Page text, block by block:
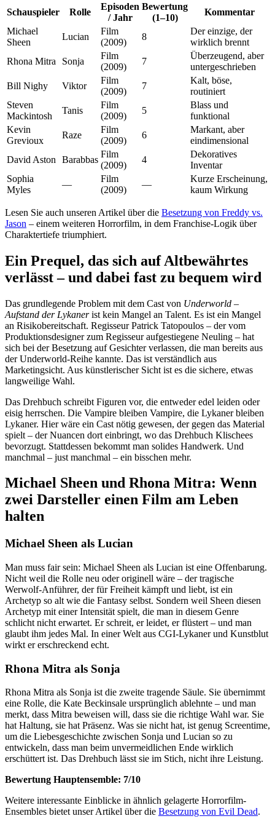
Schauspieler Rolle
Episoden
/ Jahr
Bewertung
(1–10)
Kommentar
Michael
Sheen
Lucian
Film
(2009)
8
Der einzige, der
wirklich brennt
Rhona Mitra
Sonja
Film
(2009)
7
Überzeugend, aber
untergeschrieben
Bill Nighy
Viktor
Film
(2009)
7
Kalt, böse,
routiniert
Steven
Mackintosh
Tanis
Film
(2009)
5
Blass und
funktional
Kevin
Grevioux
Raze
Film
(2009)
6
Markant, aber
eindimensional
David Aston
Barabbas
Film
(2009)
4
Dekoratives
Inventar
Sophia
Myles
—
Film
(2009)
—
Kurze Erscheinung,
kaum Wirkung
Lesen Sie auch unseren Artikel über die Besetzung von Freddy vs.
Jason – einem weiteren Horrorfilm, in dem Franchise-Logik über
Charaktertiefe triumphiert.
Ein Prequel, das sich auf Altbewährtes
verlässt – und dabei fast zu bequem wird
Das grundlegende Problem mit dem Cast von Underworld –
Aufstand der Lykanerist kein Mangel an Talent. Es ist ein Mangel
an Risikobereitschaft. Regisseur Patrick Tatopoulos – der vom
Produktionsdesigner zum Regisseur aufgestiegene Neuling – hat
sich bei der Besetzung auf Gesichter verlassen, die man bereits aus
der Underworld-Reihe kannte. Das ist verständlich aus
Marketingsicht. Aus künstlerischer Sicht ist es die sichere, etwas
langweilige Wahl.
Das Drehbuch schreibt Figuren vor, die entweder edel leiden oder
eisig herrschen. Die Vampire bleiben Vampire, die Lykaner bleiben
Lykaner. Hier wäre ein Cast nötig gewesen, der gegen das Material
spielt – der Nuancen dort einbringt, wo das Drehbuch Klischees
bevorzugt. Stattdessen bekommt man solides Handwerk. Und
manchmal – just manchmal – ein bisschen mehr.
Michael Sheen und Rhona Mitra: Wenn
zwei Darsteller einen Film am Leben
halten
Michael Sheen als Lucian
Man muss fair sein: Michael Sheen als Lucian ist eine Offenbarung.
Nicht weil die Rolle neu oder originell wäre – der tragische
Werwolf-Anführer, der für Freiheit kämpft und liebt, ist ein
Archetyp so alt wie die Fantasy selbst. Sondern weil Sheen diesen
Archetyp mit einer Intensität spielt, die man in diesem Genre
schlicht nicht erwartet. Er schreit, er leidet, er flüstert – und man
glaubt ihm jedes Mal. In einer Welt aus CGI-Lykaner und Kunstblut
wirkt er erschreckend echt.
Rhona Mitra als Sonja
Rhona Mitra als Sonja ist die zweite tragende Säule. Sie übernimmt
eine Rolle, die Kate Beckinsale ursprünglich ablehnte – und man
merkt, dass Mitra beweisen will, dass sie die richtige Wahl war. Sie
hat Haltung, sie hat Präsenz. Was sie nicht hat, ist genug Screentime,
um die Liebesgeschichte zwischen Sonja und Lucian so zu
entwickeln, dass man beim unvermeidlichen Ende wirklich
erschüttert ist. Das Drehbuch lässt sie im Stich, nicht ihre Leistung.
Bewertung Hauptensemble: 7/10
Weitere interessante Einblicke in ähnlich gelagerte Horrorfilm-
Ensembles bietet unser Artikel über die Besetzung von Evil Dead.